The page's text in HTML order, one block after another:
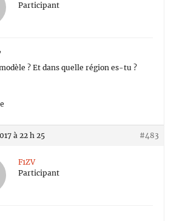
Participant
? Et dans quelle région es-tu ?
à 22 h 25 #483
F1ZV
Participant